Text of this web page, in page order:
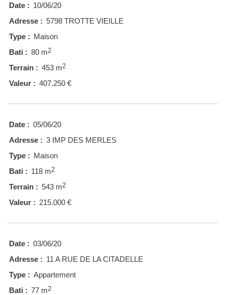
Date : 10/06/20
Adresse : 5798 TROTTE VIEILLE
Type : Maison
Bati : 80 m2
Terrain : 453 m2
Valeur : 407.250 €
Date : 05/06/20
Adresse : 3 IMP DES MERLES
Type : Maison
Bati : 118 m2
Terrain : 543 m2
Valeur : 215.000 €
Date : 03/06/20
Adresse : 11 A RUE DE LA CITADELLE
Type : Appartement
Bati : 77 m2